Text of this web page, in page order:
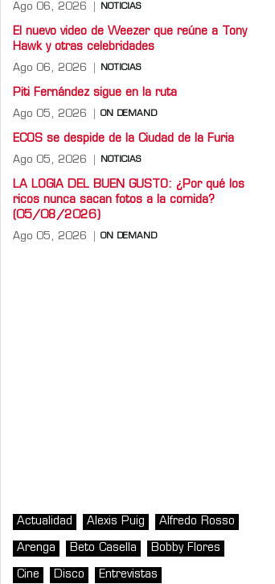
Ago 06, 2026 NOTICIAS
El nuevo video de Weezer que reúne a Tony
Hawk y otras celebridades
Ago 06, 2026 NOTICIAS
Piti Fernández sigue en la ruta
Ago 05, 2026 ON DEMAND
ECOS se despide de la Ciudad de la Furia
Ago 05, 2026 NOTICIAS
LA LOGIA DEL BUEN GUSTO: ¿Por qué los
ricos nunca sacan fotos a la comida?
(05/08/2026)
Ago 05, 2026 ON DEMAND
Actualidad Alexis Puig Alfredo Rosso
Arenga Beto Casella Bobby Flores
Cine Disco Entrevistas